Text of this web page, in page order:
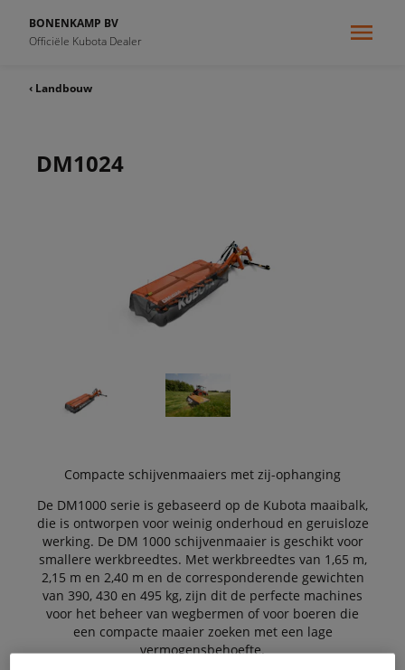
BONENKAMP BV
Officiële Kubota Dealer
‹ Landbouw
DM1024
Compacte schijvenmaaiers met zij-ophanging
De DM1000 serie is gebaseerd op de Kubota maaibalk,
die is ontworpen voor weinig onderhoud en geruisloze
werking. De DM 1000 schijvenmaaier is geschikt voor
smallere werkbreedtes. Met werkbreedtes van 1,65 m,
2,15 m en 2,40 m en de corresponderende gewichten
van 390, 430 en 495 kg, zijn dit de perfecte machines
voor het beheer van wegbermen of voor boeren die
een compacte maaier zoeken met een lage
vermogensbehoefte.